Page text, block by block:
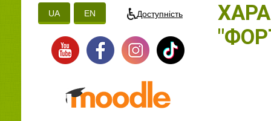
UA EN Доступність